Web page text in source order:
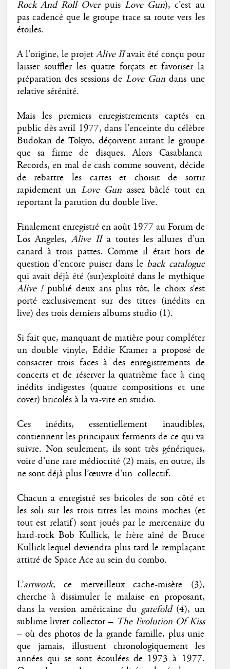
Rock And Roll Overpuis Love Gun), c’est au
pas cadencé que le groupe trace sa route vers les
étoiles.
A l’origine, le projetAlive IIavait été conçu pour
laisser souffler les quatre forçats et favoriser la
préparation des sessions deLove Gun dans une
relative sérénité.
Mais les premiers enregistrements captés en
public dès avril 1977, dans l’enceinte du célèbre
Budokan de Tokyo, déçoivent autant le groupe
que sa firme de disques. Alors Casablanca
Records, en mal de cash comme souvent, décide
de rebattre les cartes et choisit de sortir
rapidement un Love Gun assez bâclé tout en
reportant la parution du double live.
Finalement enregistré en août 1977 au Forum de
Los Angeles,Alive IIa toutes les allures d’un
canard à trois pattes. Comme il était hors de
question d’encore puiser dans le back catalogue
qui avait déjà été (sur)exploité dans le mythique
Alive !publié deux ans plus tôt, le choix s’est
porté exclusivement sur des titres (inédits en
live) des trois derniers albums studio (1).
Si fait que, manquant de matière pour compléter
un double vinyle, Eddie Kramer a proposé de
consacrer trois faces à des enregistrements de
concerts et de réserver la quatrième face à cinq
inédits indigestes (quatre compositions et une
cover) bricolés à la va-vite en studio.
Ces inédits, essentiellement inaudibles,
contiennent les principaux ferments de ce qui va
suivre. Non seulement, ils sont très génériques,
voire d’une rare médiocrité (2) mais, en outre, ils
ne sont déjà plus l’œuvre d’un collectif.
Chacun a enregistré ses bricoles de son côté et
les soli sur les trois titres les moins moches (et
tout est relatif) sont joués par le mercenaire du
hard-rock Bob Kullick, le frère aîné de Bruce
Kullick lequel deviendra plus tard le remplaçant
attitré de Space Ace au sein du combo.
L’artwork, ce merveilleux cache-misère (3),
cherche à dissimuler le malaise en proposant,
dans la version américaine du gatefold(4), un
sublime livret collector – The Evolution Of Kiss
– où des photos de la grande famille, plus unie
que jamais, illustrent chronologiquement les
années qui se sont écoulées de 1973 à 1977.